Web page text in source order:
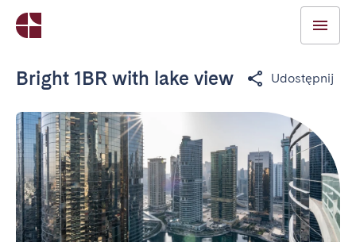
Bright 1BR with lake view Udostępnij